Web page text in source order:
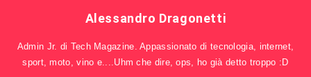
Alessandro Dragonetti
Admin Jr. di Tech Magazine. Appassionato di tecnologia, internet,
sport, moto, vino e....Uhm che dire, ops, ho già detto troppo :D